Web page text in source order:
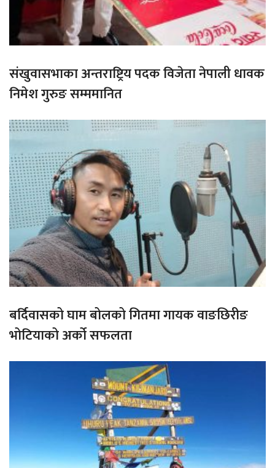
संखुवासभाका अन्तराष्ट्रिय पदक विजेता नेपाली धावक
निमेश गुरुङ सम्ममानित
बर्दिवासको घाम बोलको गितमा गायक वाङछिरीङ
भोटियाको अर्को सफलता